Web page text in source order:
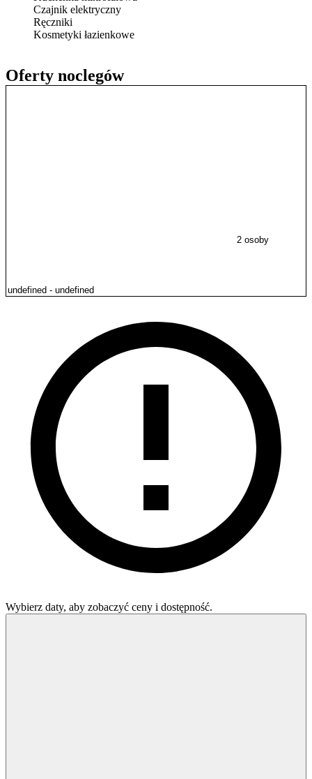
Oferty noclegów
2 osoby
Wybierz daty, aby zobaczyć ceny i dostępność.
Czajnik elektryczny
Ręczniki
Kosmetyki łazienkowe